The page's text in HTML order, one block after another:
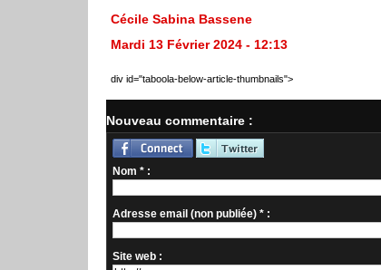
Cécile Sabina Bassene
Mardi 13 Février 2024 - 12:13
div id="taboola-below-article-thumbnails">
Nouveau commentaire :
Nom * :
Adresse email (non publiée) * :
Site web :